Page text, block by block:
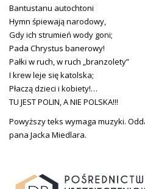
Bantustanu autochtoni
Hymn śpiewają narodowy,
Gdy ich strumień wody goni;
Pada Chrystus banerowy!
Pałki w ruch, w ruch „branzolety”
I krew leje się katolska;
Płaczą dzieci i kobiety!…
TU JEST POLIN, A NIE POLSKA!!!
Powyższy teks wymaga muzyki.
pana Jacka Miedlara.